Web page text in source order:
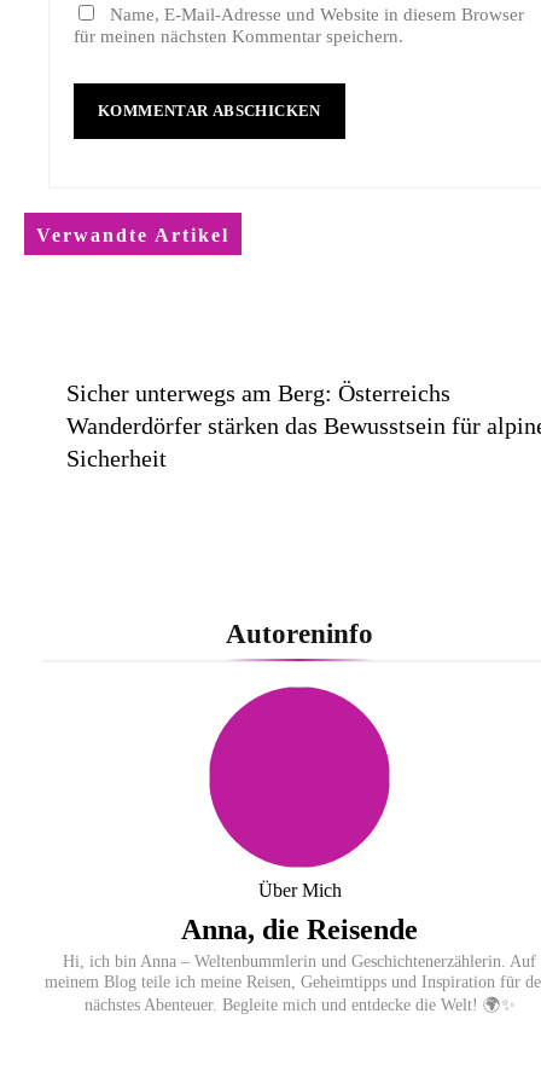
Name, E-Mail-Adresse und Website in diesem Browser
für meinen nächsten Kommentar speichern.
Verwandte Artikel
Sicher unterwegs am Berg: Österreichs
Wanderdörfer stärken das Bewusstsein für
Sicherheit
Statement in Farbe / medi präsentiert
und Samtviolett für die medizinische
Kompressionsversorgung
PEPE JEANS LONDON AW26
Autoreninfo
Über Mich
Anna, die Reisende
Hi, ich bin Anna – Weltenbummlerin und Geschichtenerzählerin. Auf
meinem Blog teile ich meine Reisen, Geheimtipps und Inspiration für
nächstes Abenteuer. Begleite mich und entdecke die Welt! 🌍✨